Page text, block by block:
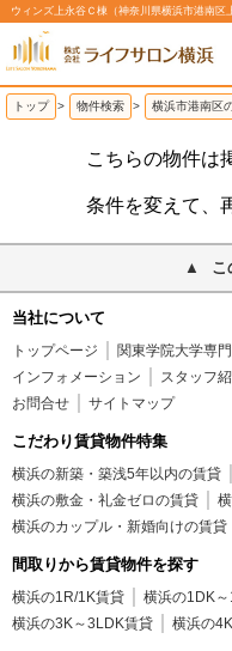
トップ > 物件検索 > 横浜市港南区
こちらの物件は
条件を変えて、
こ
当社について
トップページ 関東学院大学専
インフォメーション
スタッフ
お問合せ
サイトマップ
こだわり賃貸物件特集
横浜の新築・築浅5年以内の賃貸
横浜の敷金・礼金ゼロの賃貸
横浜のカップル・新婚向けの賃貸
間取りから賃貸物件を探す
横浜の1R/1K賃貸 横浜の1DK
横浜の3K～3LDK賃貸
横浜の